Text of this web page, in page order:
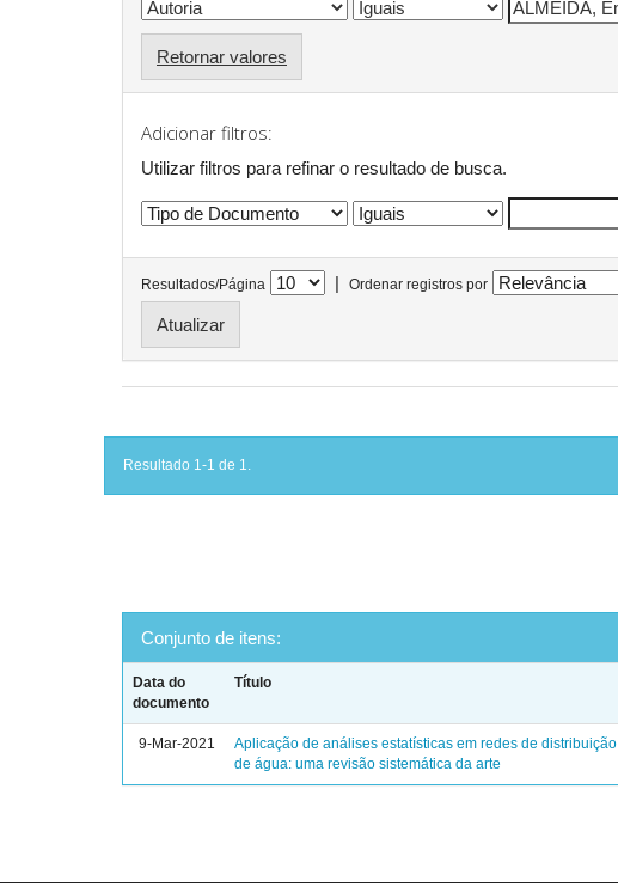
Retornar valores
Adicionar filtros:
Utilizar filtros para refinar o resultado de busca.
Resultados/Página | Ordenar registros por
Resultado 1-1 de 1.
Conjunto de itens:
Data do
documento
Título
9-Mar-2021
Aplicação de análises estatísticas em redes de distribuição
de água: uma revisão sistemática da arte